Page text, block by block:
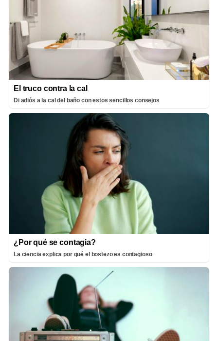
El truco contra la cal
Di adiós a la cal del baño con estos sencillos consejos
¿Por qué se contagia?
La ciencia explica por qué el bostezo es contagioso